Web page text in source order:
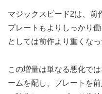
マジックスピード2は、前
プレートもよりしっかり
としては前作より重くな
この増量は単なる悪化で
ームを配し、プレートを